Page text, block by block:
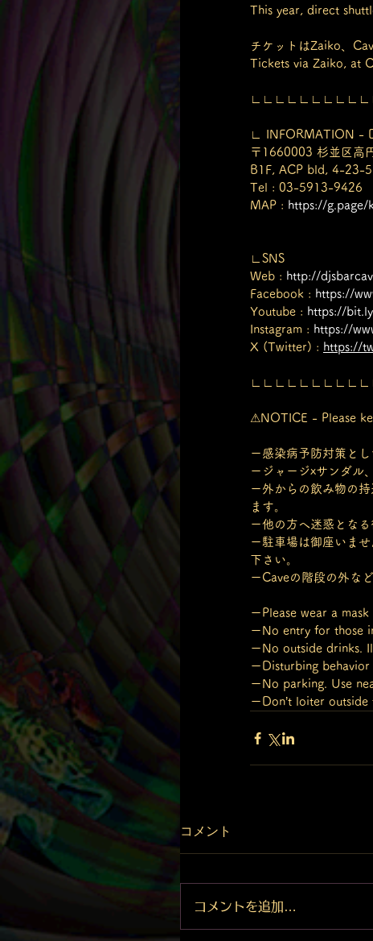
This year, direct
チケットはZaiko、
Tickets via Zaiko, at
∟ INFORMATION -
〒1660003 杉並区高
B1F, ACP bld, 4-23-
Tel : 03-5913-9426
MAP : https://g.page/
∟SNS
Web : http://
Facebook : https://
Youtube : https://
Instagram : https://
X (Twitter) : https://
⚠NOTICE - Please
ー感染病予防対策と
ージャージxサンダル
ー外からの飲み物の
ます。
ー他の方へ迷惑とな
ー駐車場は御座いま
下さい。
ーCaveの階段の外な
ーPlease wear a
ーNo entry for those
ーNo outside drinks.
ーDisturbing
ーNo parking. Use
ーDon’t loiter
コメント
コメントを追加…